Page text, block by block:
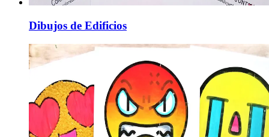
Dibujos de Edificios